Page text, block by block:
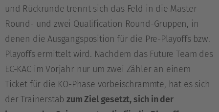
und Rückrunde trennt sich das Feld in die Master
Round- und zwei Qualification Round-Gruppen, in
denen die Ausgangsposition für die Pre-Playoffs bzw.
Playoffs ermittelt wird. Nachdem das Future Team des
EC-KAC im Vorjahr nur um zwei Zähler an einem
Ticket für die KO-Phase vorbeischrammte, hat es sich
der Trainerstabzum Ziel gesetzt, sich in der